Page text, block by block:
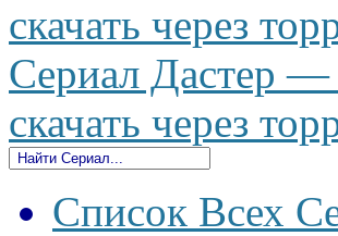
скачать через
Сериал Дастер —
скачать через
Список Всех